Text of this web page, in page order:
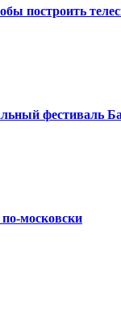
построить
фестиваль
московски